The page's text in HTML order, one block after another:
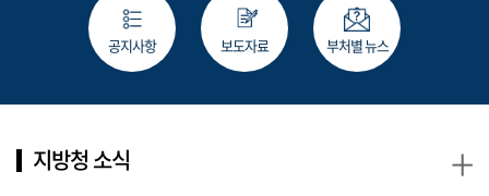
공지사항 보도자료 부처별 뉴스
지방청 소식 +